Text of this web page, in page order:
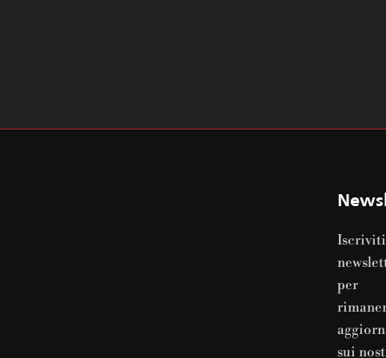
per
sui